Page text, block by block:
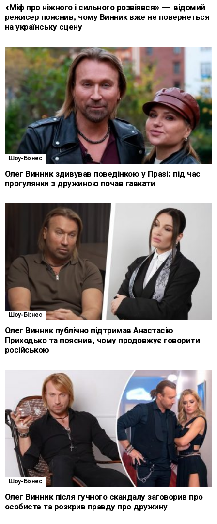
«Міф про ніжного і сильного розвіявся» — відомий
режисер пояснив, чому Винник вже не повернеться
на українську сцену
Шоу-Бізнес
Олег Винник здивував поведінкою у Празі: під час
прогулянки з дружиною почав гавкати
Шоу-Бізнес
Олег Винник публічно підтримав Анастасію
Приходько та пояснив, чому продовжує говорити
російською
Шоу-Бізнес
Олег Винник після гучного скандалу заговорив про
особисте та розкрив правду про дружину